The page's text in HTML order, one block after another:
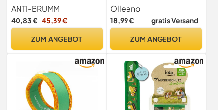
je 150 ml: Zuverlässiger
Mücken- und
Zeckenschutz,
Erwachsene und Kinder ab 1
ANTI-BRUMM
40,83 € 45,39 €
ZUM ANGEBOT
Insektenschutz Anhänger
für Outdoor Camping
Wandern Sport Anti Mücken
4 Nachfüll-Pellets)
Olleeno
18,99 € gratis Versand
ZUM ANGEBOT